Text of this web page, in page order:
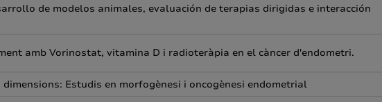
de modelos animales, evaluación de terapias dirigidas e interacción
amb Vorinostat, vitamina D i radioteràpia en el càncer d'endometri.
Estudis en morfogènesi i oncogènesi endometrial